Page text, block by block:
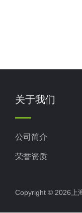
关于我们
公司简介
荣誉资质
Copyright © 2026上